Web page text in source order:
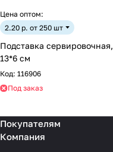
Цена оптом:
2.20 р. от 250 шт
Подставка сервировочная,
13*6 см
Код: 116906
Под заказ
Покупателям
Компания